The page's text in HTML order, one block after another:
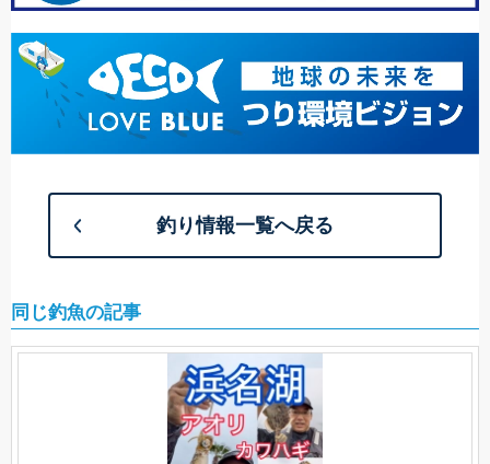
釣り情報一覧へ戻る
同じ釣魚の記事